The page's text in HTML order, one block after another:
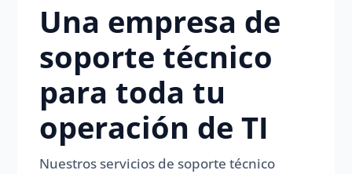
Una empresa de
soporte técnico
para toda tu
operación de TI
Nuestros servicios de soporte técnico